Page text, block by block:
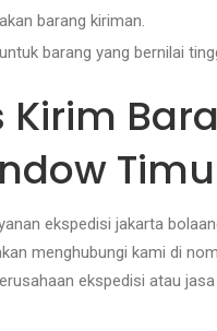
barang kiriman.
barang yang bernilai
ekspedisi jakarta
menghubungi kami di
ekspedisi atau